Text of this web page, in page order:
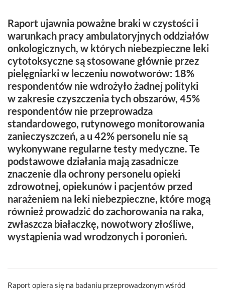
Raport ujawnia poważne braki w czystości i
warunkach pracy ambulatoryjnych oddziałów
onkologicznych, w których niebezpieczne leki
cytotoksyczne są stosowane głównie przez
pielęgniarki w leczeniu nowotworów: 18%
respondentów nie wdrożyło żadnej polityki
w zakresie czyszczenia tych obszarów, 45%
respondentów nie przeprowadza
standardowego, rutynowego monitorowania
zanieczyszczeń, a u 42% personelu nie są
wykonywane regularne testy medyczne. Te
podstawowe działania mają zasadnicze
znaczenie dla ochrony personelu opieki
zdrowotnej, opiekunów i pacjentów przed
narażeniem na leki niebezpieczne, które mogą
również prowadzić do zachorowania na raka,
zwłaszcza białaczkę, nowotwory złośliwe,
wystąpienia wad wrodzonych i poronień.
Raport opiera się na badaniu przeprowadzonym wśród